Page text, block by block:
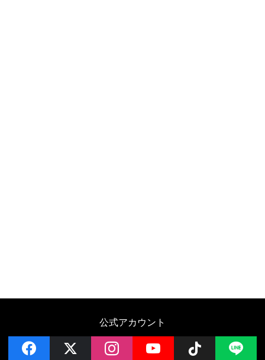
公式アカウント
facebook instagramYouTube Follow